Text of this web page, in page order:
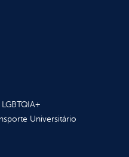
Universitário